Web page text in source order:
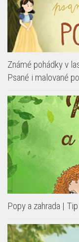
Známé pohádky v
Psané i malované
Popy a zahrada |